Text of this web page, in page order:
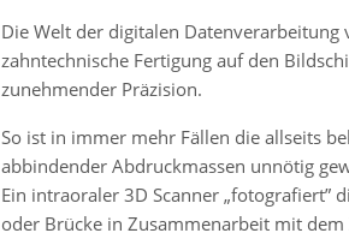
Die Welt der digitalen
zahntechnische Fertigung auf den
zunehmender Präzision.
So ist in immer mehr Fällen die allseits
abbindender Abdruckmassen unnötig
Ein intraoraler 3D Scanner „fotografiert”
oder Brücke in Zusammenarbeit mit